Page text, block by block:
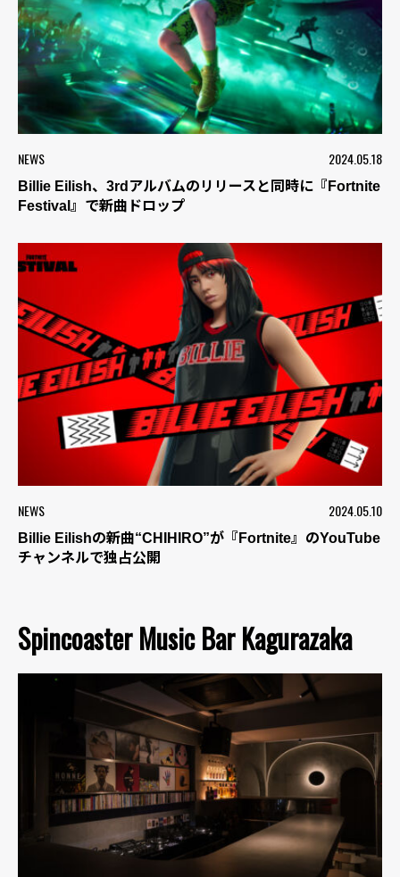
NEWS 2024.05.18
Billie Eilish、3rdアルバムのリリースと同時に『Fortnite
Festival』で新曲ドロップ
NEWS 2024.05.10
Billie Eilishの新曲“CHIHIRO”が『Fortnite』のYouTube
チャンネルで独占公開
Spincoaster Music Bar Kagurazaka